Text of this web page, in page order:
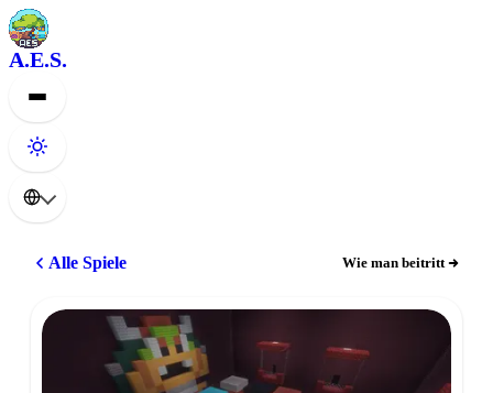
A.E.S.
Alle Spiele Wie man beitritt